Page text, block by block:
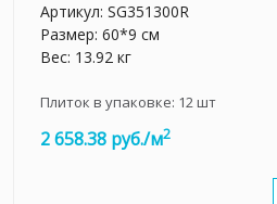
Артикул: SG351300R
Размер: 60*9 см
Вес: 13.92 кг
Плиток в упаковке: 12шт
2 658.38 руб./м2